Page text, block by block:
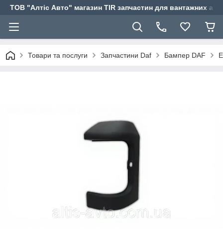
ТОВ "Алтіс Авто" магазин TIR запчастин для вантажних
Товари та послуги Запчастини Daf Бампер DAF